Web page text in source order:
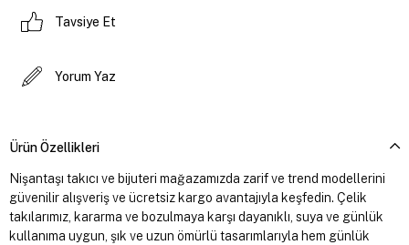
Tavsiye Et
Yorum Yaz
Ürün Özellikleri
Nişantaşı takıcı ve bijuteri mağazamızda zarif ve trend modellerini
güvenilir alışveriş ve ücretsiz kargo avantajıyla keşfedin. Çelik
takılarımız, kararma ve bozulmaya karşı dayanıklı, suya ve günlük
kullanıma uygun, şık ve uzun ömürlü tasarımlarıyla hem günlük